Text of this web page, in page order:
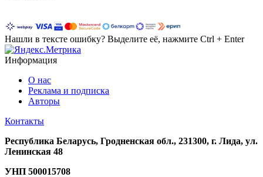
Нашли в тексте ошибку? Выделите её, нажмите Ctrl + Enter
Информация
О нас
Реклама и подписка
Авторы
Контакты
Республика Беларусь, Гродненская обл., 231300, г. Лида, ул.
Ленинская 48
УНП 500015708